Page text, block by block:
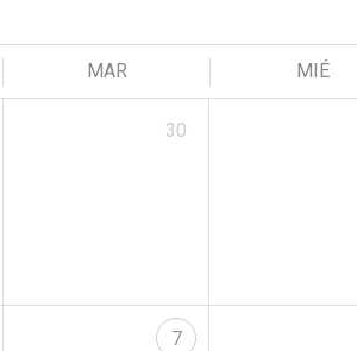
MAR MIÉ
30
7